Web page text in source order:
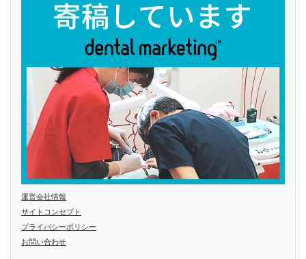
運営会社情報
サイトコンセプト
プライバシーポリシー
お問い合わせ